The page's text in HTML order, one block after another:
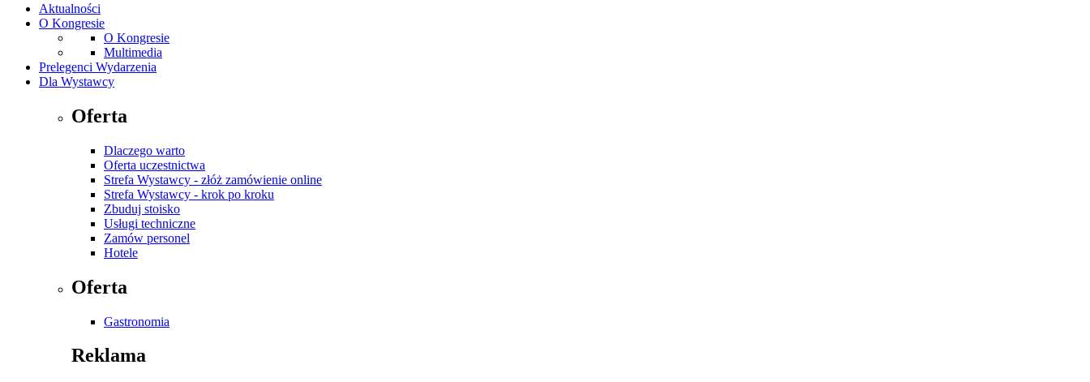
Aktualności
O Kongresie
O Kongresie
Multimedia
Prelegenci Wydarzenia
Dla Wystawcy
Oferta
Dlaczego warto
Oferta uczestnictwa
Strefa Wystawcy - złóż zamówienie online
Strefa Wystawcy - krok po kroku
Zbuduj stoisko
Usługi techniczne
Zamów personel
Hotele
Oferta
Gastronomia
Reklama